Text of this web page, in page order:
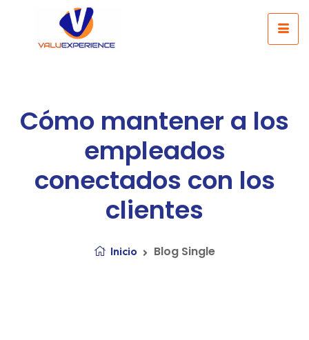
Cómo mantener a los
empleados
conectados con los
clientes
Inicio Blog Single